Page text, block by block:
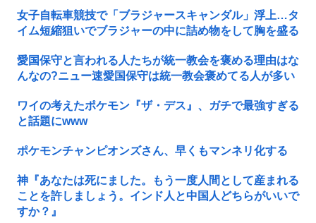
女子自転車競技で「ブラジャースキャンダル」浮上…タ
イム短縮狙いでブラジャーの中に詰め物をして胸を盛る
愛国保守と言われる人たちが統一教会を褒める理由はな
んなの?ニュー速愛国保守は統一教会褒めてる人が多い
ワイの考えたポケモン『ザ・デス』、ガチで最強すぎる
と話題にwww
ポケモンチャンピオンズさん、早くもマンネリ化する
神『あなたは死にました。もう一度人間として産まれる
ことを許しましょう。インド人と中国人どちらがいいで
すか？』